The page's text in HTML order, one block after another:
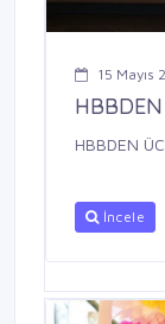
15 Mayıs
HBBDEN
İncele